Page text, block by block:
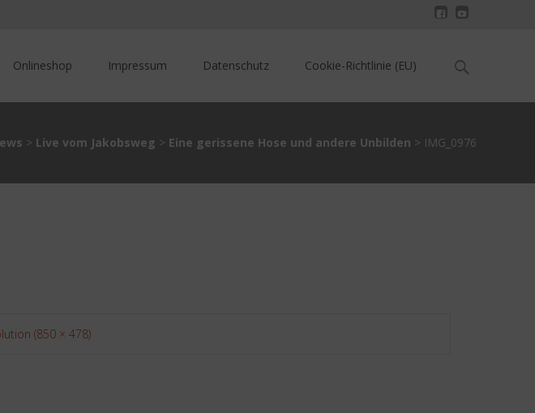
Onlineshop Impressum Datenschutz Cookie-Richtlinie (EU)
Search
> Live vom Jakobsweg > Eine gerissene Hose und andere Unbilden > IMG_0976
(850 × 478)